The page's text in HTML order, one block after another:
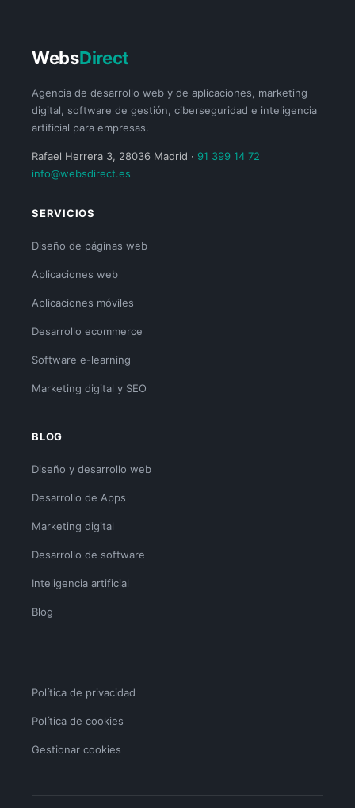
WebsDirect
Agencia de desarrollo web y de aplicaciones, marketing
digital, software de gestión, ciberseguridad e inteligencia
artificial para empresas.
Rafael Herrera 3, 28036 Madrid · 91 399 14 72
info@websdirect.es
SERVICIOS
Diseño de páginas web
Aplicaciones web
Aplicaciones móviles
Desarrollo ecommerce
Software e-learning
Marketing digital y SEO
BLOG
Diseño y desarrollo web
Desarrollo de Apps
Marketing digital
Desarrollo de software
Inteligencia artificial
Blog
Política de privacidad
Política de cookies
Gestionar cookies